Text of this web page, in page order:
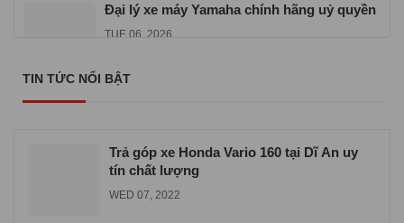
Đại lý xe máy Yamaha chính hãng uỷ quyền
TUE 06, 2026
TIN TỨC NỔI BẬT
Trả góp xe Honda Vario 160 tại Dĩ An uy
tín chất lượng
WED 07, 2022